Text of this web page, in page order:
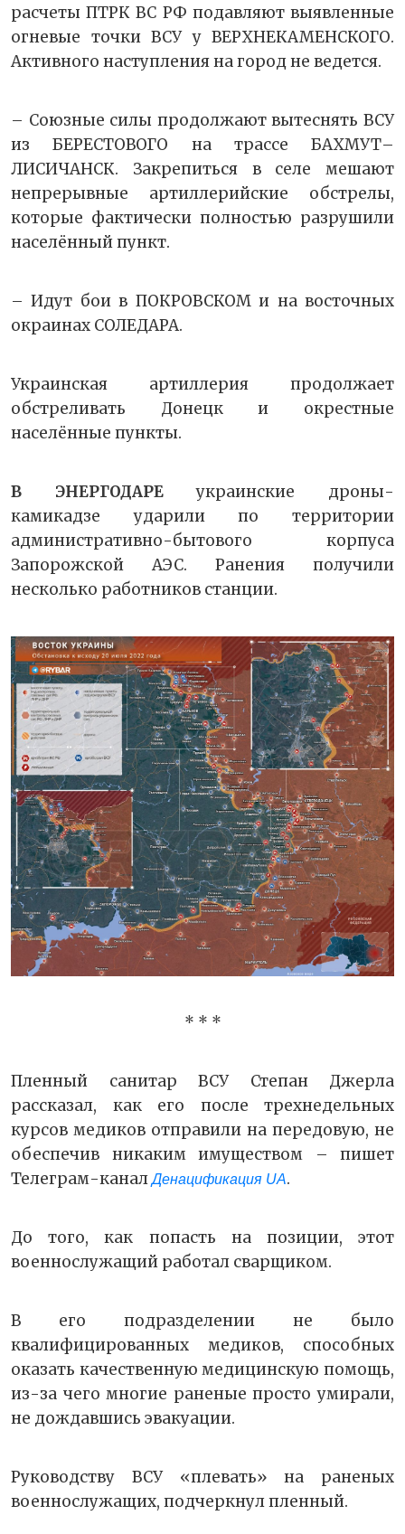
расчеты ПТРК ВС РФ подавляют выявленные
огневые точки ВСУ у ВЕРХНЕКАМЕНСКОГО.
Активного наступления на город не ведется.
– Союзные силы продолжают вытеснять ВСУ
из БЕРЕСТОВОГО на трассе БАХМУТ–
ЛИСИЧАНСК. Закрепиться в селе мешают
непрерывные артиллерийские обстрелы,
которые фактически полностью разрушили
населённый пункт.
– Идут бои в ПОКРОВСКОМ и на восточных
окраинах СОЛЕДАРА.
Украинская артиллерия продолжает
обстреливать Донецк и окрестные
населённые пункты.
В ЭНЕРГОДАРЕукраинские дроны-
камикадзе ударили по территории
административно-бытового корпуса
Запорожской АЭС. Ранения получили
несколько работников станции.
* * *
Пленный санитар ВСУ Степан Джерла
рассказал, как его после трехнедельных
курсов медиков отправили на передовую, не
обеспечив никаким имуществом – пишет
Телеграм-каналДенацификация UA.
До того, как попасть на позиции, этот
военнослужащий работал сварщиком.
В его подразделении не было
квалифицированных медиков, способных
оказать качественную медицинскую помощь,
из-за чего многие раненые просто умирали,
не дождавшись эвакуации.
Руководству ВСУ «плевать» на раненых
военнослужащих, подчеркнул пленный.